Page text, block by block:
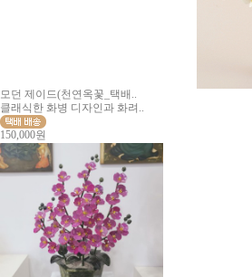
모던 제이드(천연옥꽃_택배..
클래식한 화병 디자인과 화려..
150,000원